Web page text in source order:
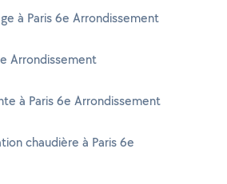
à Paris 6e Arrondissement
Arrondissement
à Paris 6e Arrondissement
chaudière à Paris 6e